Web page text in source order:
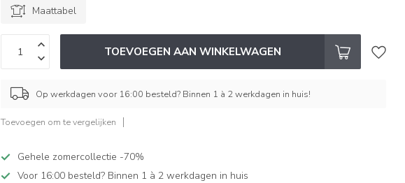
Maattabel
TOEVOEGEN AAN WINKELWAGEN
Op werkdagen voor 16:00 besteld? Binnen 1 à 2 werkdagen in huis!
Toevoegen om te vergelijken
Gehele zomercollectie -70%
Voor 16:00 besteld? Binnen 1 à 2 werkdagen in huis